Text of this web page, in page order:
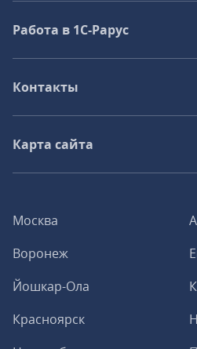
Москва
Воронеж
Йошкар-Ола
Красноярск
Работа в 1С‑Рарус
Контакты
Карта сайта